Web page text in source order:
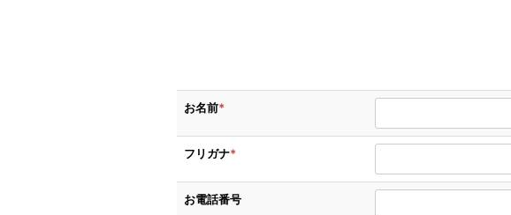
お名前*
フリガナ*
お電話番号